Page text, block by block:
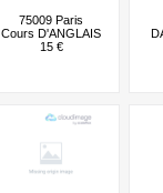
75009 Paris
Cours D'ANGLAIS
15 €